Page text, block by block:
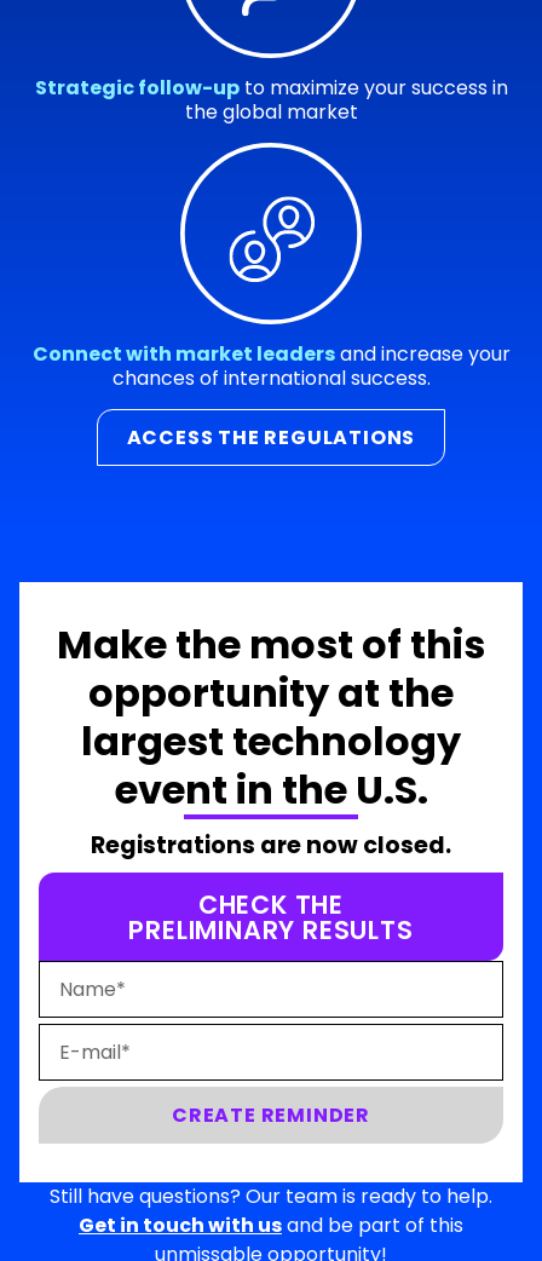
Strategic follow-upto maximize your success in
the global market
Connect with market leadersand increase your
chances of international success.
ACCESS THE REGULATIONS
Make the most of this
opportunity at the
largest technology
event in the U.S.
Registrations are now closed.
CHECK THE
PRELIMINARY RESULTS
CREATE REMINDER
Still have questions? Our team is ready to help.
Get in touch with usand be part of this
unmissable opportunity!